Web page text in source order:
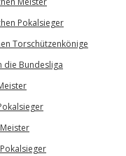
Pokalsieger
Torschützenkönige
die Bundesliga